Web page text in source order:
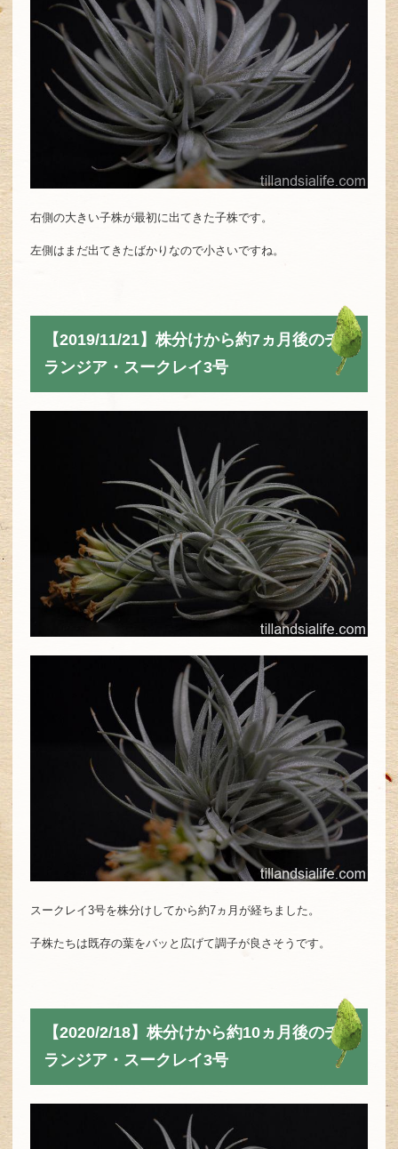
右側の大きい子株が最初に出てきた子株です。
左側はまだ出てきたばかりなので小さいですね。
【2019/11/21】株分けから約7ヵ月後のチ
ランジア・スークレイ3号
スークレイ3号を株分けしてから約7ヵ月が経ちました。
子株たちは既存の葉をバッと広げて調子が良さそうです。
【2020/2/18】株分けから約10ヵ月後のチ
ランジア・スークレイ3号